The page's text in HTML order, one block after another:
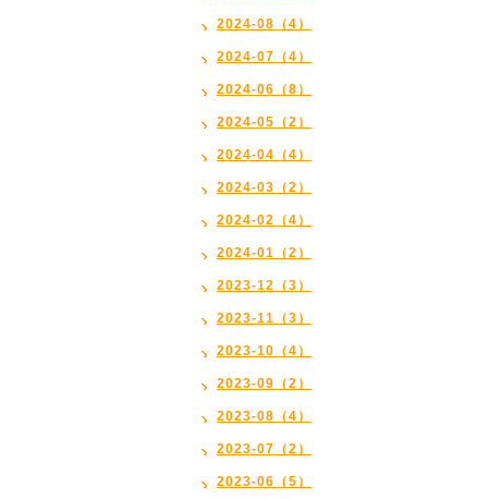
2024-08（4）
2024-07（4）
2024-06（8）
2024-05（2）
2024-04（4）
2024-03（2）
2024-02（4）
2024-01（2）
2023-12（3）
2023-11（3）
2023-10（4）
2023-09（2）
2023-08（4）
2023-07（2）
2023-06（5）